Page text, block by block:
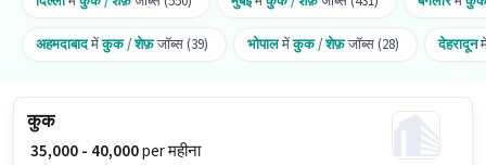
अहमदाबादमेंकुक / शेफ़जॉब्स (39) भोपालमेंकुक / शेफ़जॉब्स (28) देहरादून
कुक
₹ 35,000 - 40,000per महीना